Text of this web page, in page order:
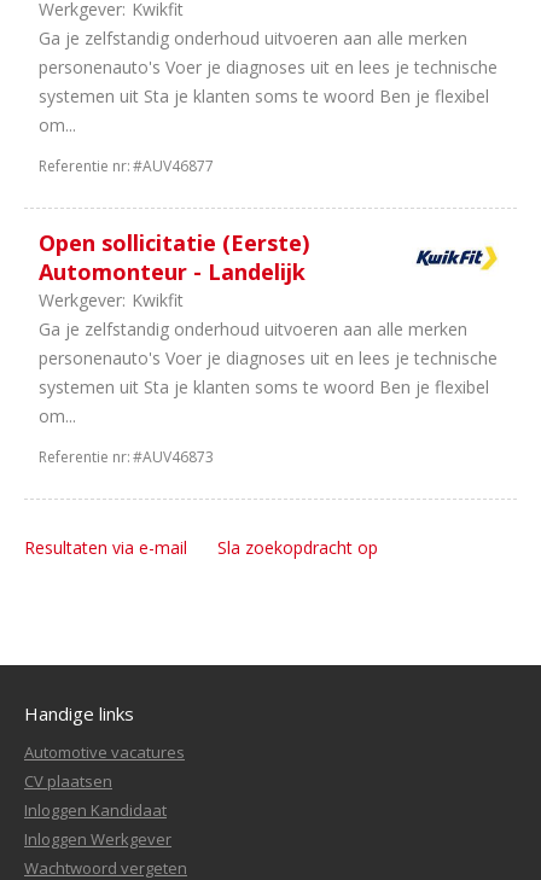
Werkgever: Kwikfit
Ga je zelfstandig onderhoud uitvoeren aan alle merken
personenauto's Voer je diagnoses uit en lees je technische
systemen uit Sta je klanten soms te woord Ben je flexibel
om...
Referentie nr:#AUV46877
Open sollicitatie (Eerste)
Automonteur - Landelijk
Werkgever: Kwikfit
Ga je zelfstandig onderhoud uitvoeren aan alle merken
personenauto's Voer je diagnoses uit en lees je technische
systemen uit Sta je klanten soms te woord Ben je flexibel
om...
Referentie nr:#AUV46873
Resultaten via e-mail Sla zoekopdracht op
Handige links
Automotive vacatures
CV plaatsen
Inloggen Kandidaat
Inloggen Werkgever
Wachtwoord vergeten